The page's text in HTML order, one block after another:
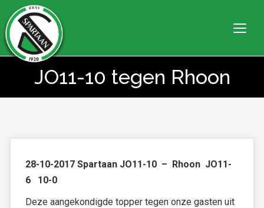
JO11-10 tegen Rhoon
Je bent hier:
28-10-2017 Spartaan JO11-10 – Rhoon JO11-
6 10-0
Deze aangekondigde topper tegen onze gasten uit